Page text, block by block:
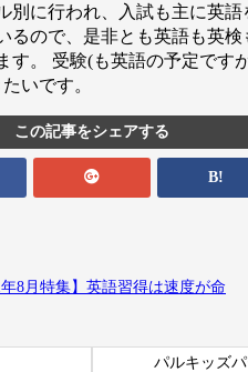
別に行われ、入試も主に英
るので、是非とも英語も英
す。 受験(も英語の予定です
いです。
この記事をシェアする
B!
8月特集】英語習得は速度が命
パルキッズ